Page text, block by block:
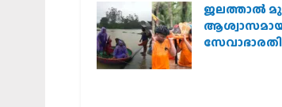
ജലത്താല്‍
സേവാഭാരതി